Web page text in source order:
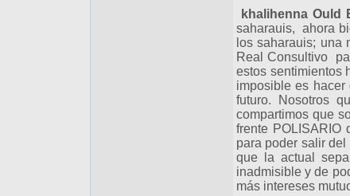
khalihenna Ould
saharauis, ahora
los saharauis;
Real Consultivo
estos sentimientos
imposible es
futuro. Nosotros
compartimos que
frente
para poder salir
que la actual
inadmisible y de
más intereses